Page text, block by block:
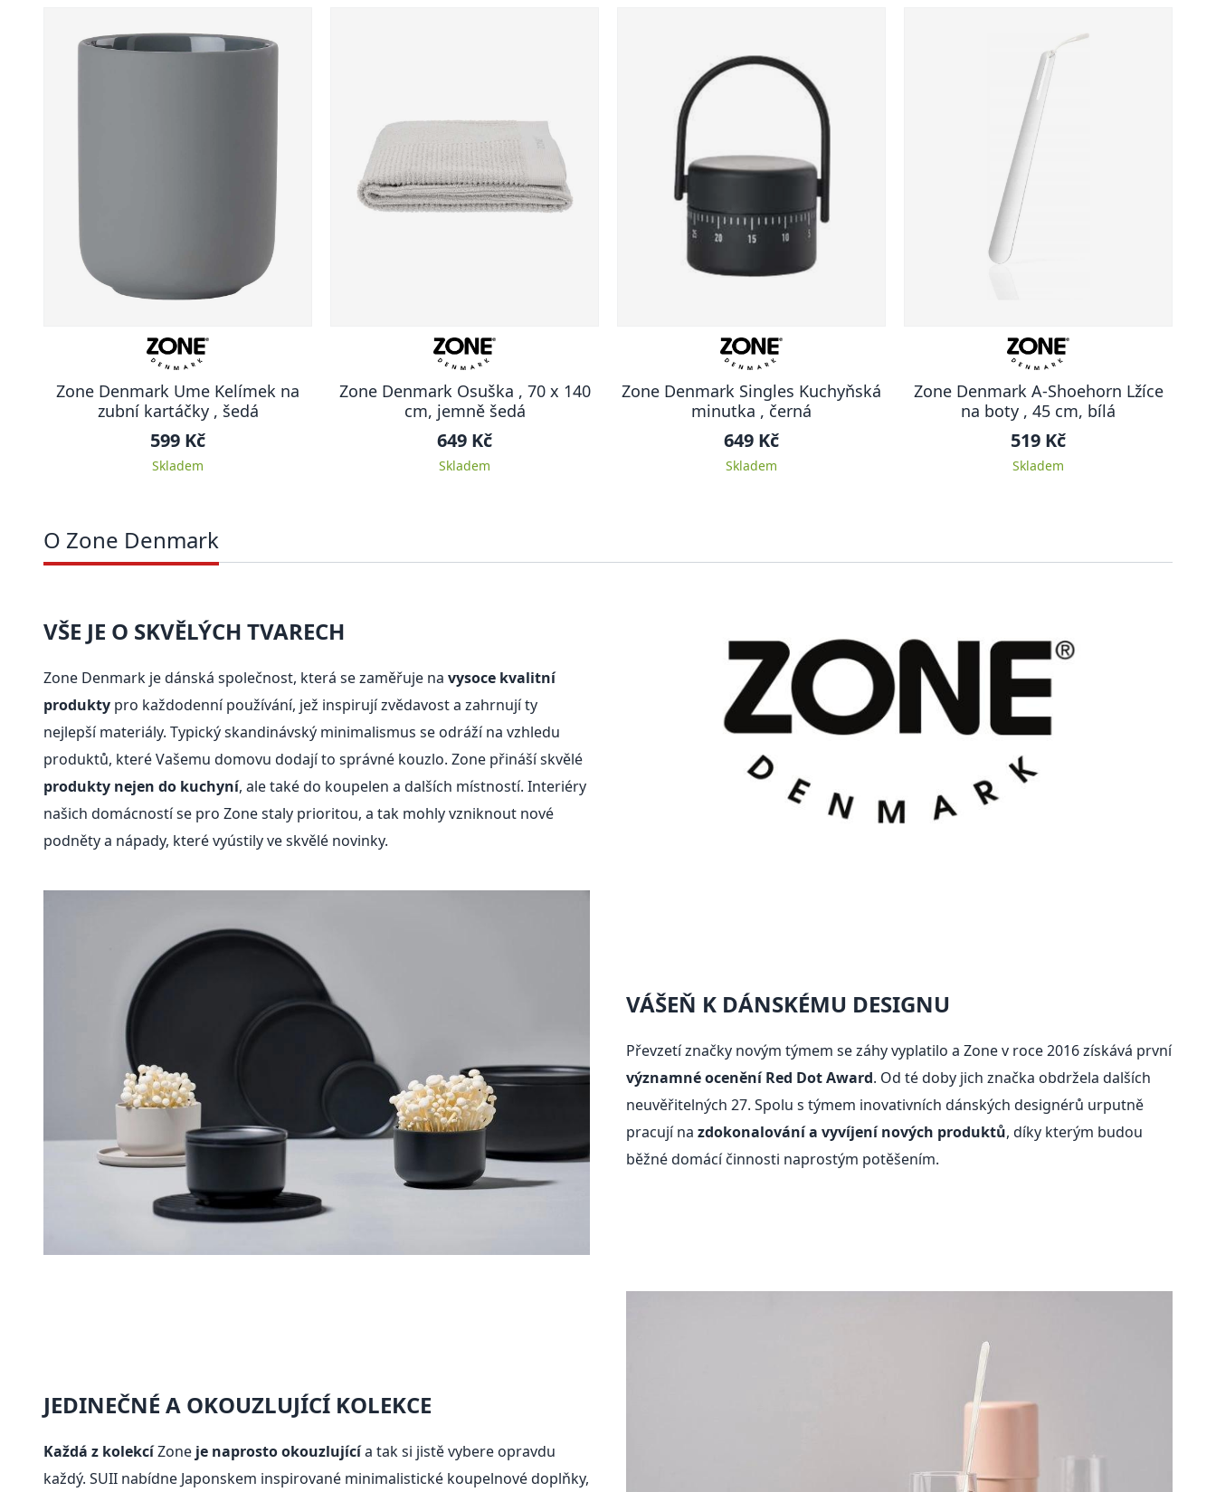
Zone Denmark Ume Kelímek na
zubní kartáčky , šedá
599 Kč
Skladem
Zone Denmark Osuška , 70 x 140
cm, jemně šedá
649 Kč
Skladem
Zone Denmark Singles Kuchyňská
minutka , černá
649 Kč
Skladem
Zone Denmark A-Shoehorn Lžíce
na boty , 45 cm, bílá
519 Kč
Skladem
O Zone Denmark
VŠE JE O SKVĚLÝCH TVARECH
Zone Denmark je dánská společnost, která se zaměřuje na vysoce kvalitní
produkty pro každodenní používání, jež inspirují zvědavost a zahrnují ty
nejlepší materiály. Typický skandinávský minimalismus se odráží na vzhledu
produktů, které Vašemu domovu dodají to správné kouzlo. Zone přináší skvělé
produkty nejen do kuchyní, ale také do koupelen a dalších místností. Interiéry
našich domácností se pro Zone staly prioritou, a tak mohly vzniknout nové
podněty a nápady, které vyústily ve skvělé novinky.
VÁŠEŇ K DÁNSKÉMU DESIGNU
Převzetí značky novým týmem se záhy vyplatilo a Zone v roce 2016 získává první
významné ocenění Red Dot Award. Od té doby jich značka obdržela dalších
neuvěřitelných 27. Spolu s týmem inovativních dánských designérů urputně
pracují na zdokonalování a vyvíjení nových produktů, díky kterým budou
běžné domácí činnosti naprostým potěšením.
JEDINEČNÉ A OKOUZLUJÍCÍ KOLEKCE
Každá z kolekcíZone je naprosto okouzlujícía tak si jistě vybere opravdu
každý. SUII nabídne Japonskem inspirované minimalistické koupelnové doplňky,